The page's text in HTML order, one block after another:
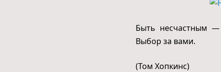
Быть несчастным
Выбор за вами.
(Том Хопкинс)